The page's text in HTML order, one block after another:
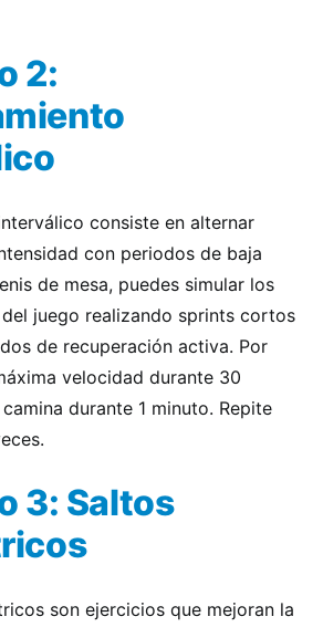
2:
consiste en alternar
con periodos de baja
de mesa, puedes simular los
juego realizando sprints cortos
de recuperación activa. Por
velocidad durante 30
durante 1 minuto. Repite
3: Saltos
son ejercicios que mejoran la